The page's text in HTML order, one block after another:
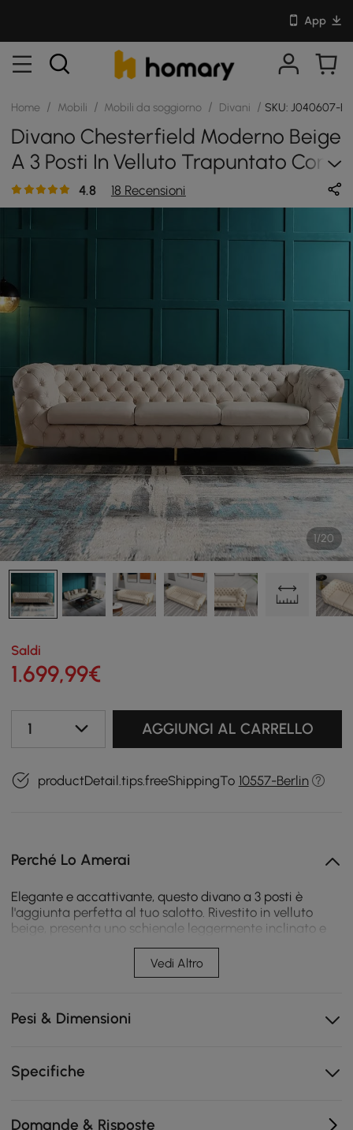
App
Home / Mobili / Mobili da soggiorno / Divani / SKU: J040607-
Divano Chesterfield Moderno Beige
A 3 Posti In Velluto Trapuntato Con
Bottoni 4.8 18 Recensioni
1/20
Saldi
1.699,99€
1 AGGIUNGI AL CARRELLO
productDetail.tips.freeShippingTo 10557-Berlin
Perché Lo Amerai
Elegante e accattivante, questo divano a 3 posti è
l'aggiunta perfetta al tuo salotto. Rivestito in velluto
beige, presenta uno schienale leggermente inclinato e
praticità. La profonda trapuntatura a bottoni aggiunge
un elegante stile Chesterfield al moderno look Mid-
resistenza e durata per anni. È la soluzione perfetta per
- Materiale dell'imbottitura del sedile: schiuma -
Materiale delle gambe:
3-4
Vedi Altro
Pesi & Dimensioni
Specifiche
Domande & Risposte